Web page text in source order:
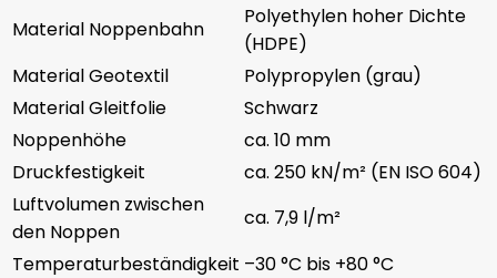
Material Noppenbahn
Polyethylen hoher Dichte
(HDPE)
Material Geotextil
Polypropylen (grau)
Material Gleitfolie
Schwarz
Noppenhöhe
ca. 10 mm
Druckfestigkeit
ca. 250 kN/m² (EN ISO 604)
Luftvolumen zwischen
den Noppen
ca. 7,9 l/m²
Temperaturbeständigkeit –30 °C bis +80 °C